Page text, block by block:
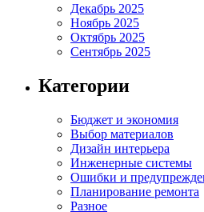
Декабрь 2025
Ноябрь 2025
Октябрь 2025
Сентябрь 2025
Категории
Бюджет и экономия
Выбор материалов
Дизайн интерьера
Инженерные системы
Ошибки и
Планирование ремонта
Разное